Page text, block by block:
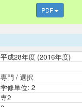
PDF
平成28年度 (2016年度)
専門 / 選択
学修単位: 2
専2